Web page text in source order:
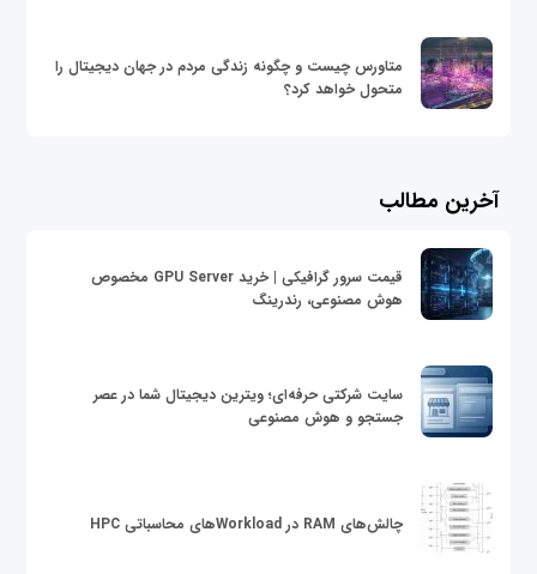
متاورس چیست و چگونه زندگی مردم در جهان دیجیتال را
متحول خواهد کرد؟
آخرین مطالب
قیمت سرور گرافیکی | خرید GPU Server مخصوص
هوش مصنوعی، رندرینگ
سایت شرکتی حرفه‌ای؛ ویترین دیجیتال شما در عصر
جستجو و هوش مصنوعی
چالش‌های RAM در Workloadهای محاسباتی HPC